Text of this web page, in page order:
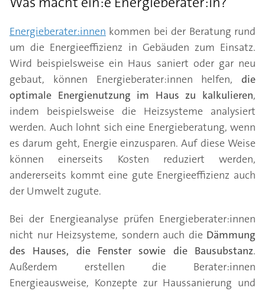
Energieberater:innen kommen bei der Beratung rund
um die Energieeffizienz in Gebäuden zum Einsatz.
Wird beispielsweise ein Haus saniert oder gar neu
gebaut, können Energieberater:innen helfen, die
optimale Energienutzung im Haus zu kalkulieren,
indem beispielsweise die Heizsysteme analysiert
werden. Auch lohnt sich eine Energieberatung, wenn
es darum geht, Energie einzusparen. Auf diese Weise
können einerseits Kosten reduziert werden,
andererseits kommt eine gute Energieeffizienz auch
der Umwelt zugute.
Bei der Energieanalyse prüfen Energieberater:innen
nicht nur Heizsysteme, sondern auch die Dämmung
des Hauses, die Fenster sowie die Bausubstanz.
Außerdem erstellen die Berater:innen
Energieausweise, Konzepte zur Haussanierung und